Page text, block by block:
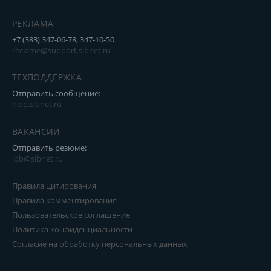
РЕКЛАМА
+7 (383) 347-06-78, 347-10-50
reclame@support.sibnet.ru
ТЕХПОДДЕРЖКА
Отправить сообщение:
help.sibnet.ru
ВАКАНСИИ
Отправить резюме:
job@sibnet.ru
Правила цитирования
Правила комментирования
Пользовательское соглашение
Политика конфиденциальности
Согласие на обработку персональных данных